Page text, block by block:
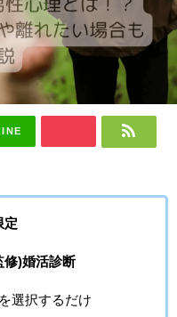
定
修)婚活診断
選択するだけ